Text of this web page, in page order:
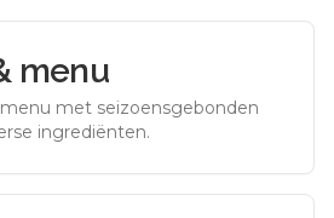
menu
met seizoensgebonden
ingrediënten.